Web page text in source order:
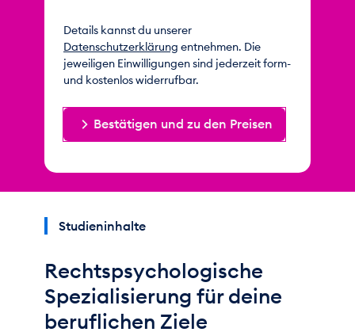
Details kannst du unserer
Datenschutzerklärung entnehmen. Die
jeweiligen Einwilligungen sind jederzeit form-
und kostenlos widerrufbar.
Bestätigen und zu den Preisen
Studieninhalte
Rechtspsychologische
Spezialisierung für deine
beruflichen Ziele